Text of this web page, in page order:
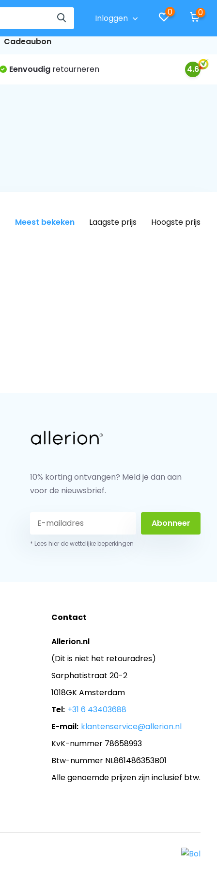
Inloggen
0 0
Cadeaubon
Eenvoudigretourneren 4.6
Meest bekeken Laagste prijs Hoogste prijs
10% korting ontvangen? Meld je dan aan
voor de nieuwsbrief.
Abonneer
* Lees hier de wettelijke beperkingen
Contact
Allerion.nl
(Dit is niet het retouradres)
Sarphatistraat 20-2
1018GK Amsterdam
Tel: +31 6 43403688
E-mail: klantenservice@allerion.nl
KvK-nummer 78658993
Btw-nummer NL861486353B01
Alle genoemde prijzen zijn inclusief btw.